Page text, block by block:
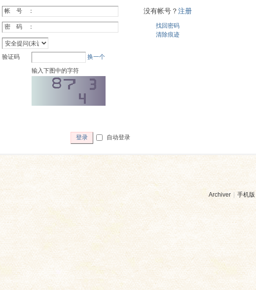
帐 号 ：
密 码 ：
验证码
换一个
输入下图中的字符
没有帐号？注册
找回密码
清除痕迹
登录 自动登录
Archiver | 手机版